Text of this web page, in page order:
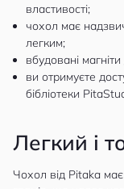
властивості;
чохол має
легким;
вбудовані
ви отримуєте
бібліотеки
Легкий і
Чохол від Pitaka